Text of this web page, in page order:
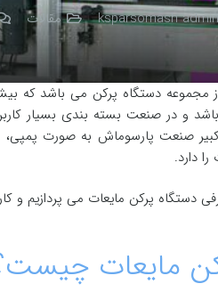
ksparsomash admin مقالات
مجموعه دستگاه پرکن می باشد که
و در صنعت بسته بندی بسیار
دارد.
دستگاه پرکن مایعات می پردازیم و
مایعات